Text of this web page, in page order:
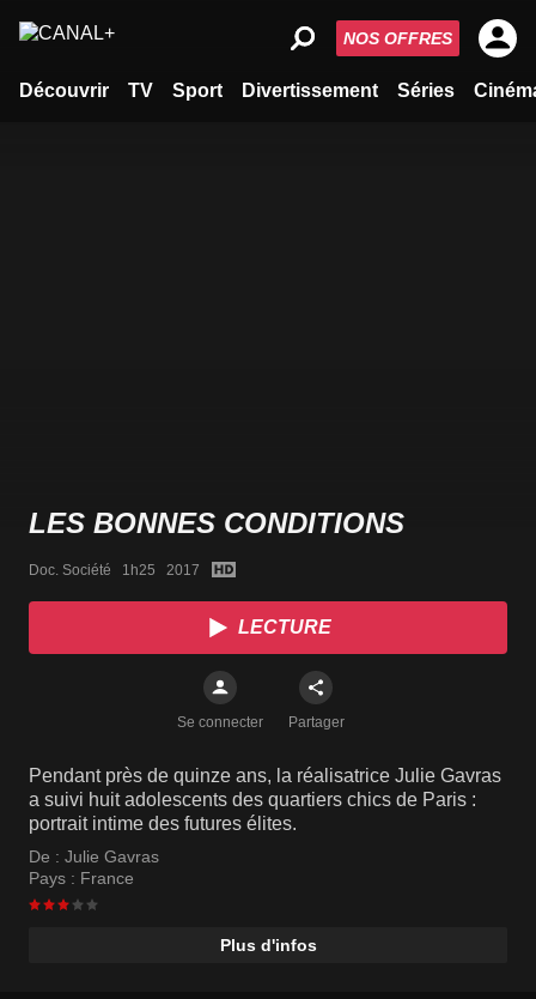
Découvrir TV Sport Divertissement Séries
NOS OFFRES
LES BONNES CONDITIONS
Doc. Société   1h25   2017
LECTURE
Se connecter Partager
Pendant près de quinze ans, la réalisatrice Julie Gavras
a suivi huit adolescents des quartiers chics de Paris :
portrait intime des futures élites.
De : Julie Gavras
Pays : France
Plus d'infos